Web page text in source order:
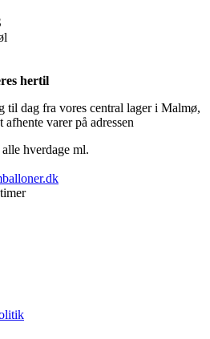
hertil
til dag fra vores central lager i Malmø,
varer på adressen
hverdage ml.